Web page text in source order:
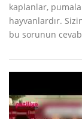
kaplanlar,
hayvanlardır.
bu sorunun